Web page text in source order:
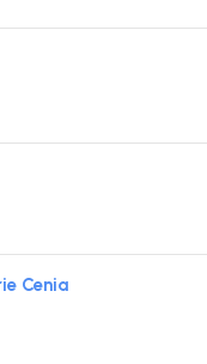
Cenia